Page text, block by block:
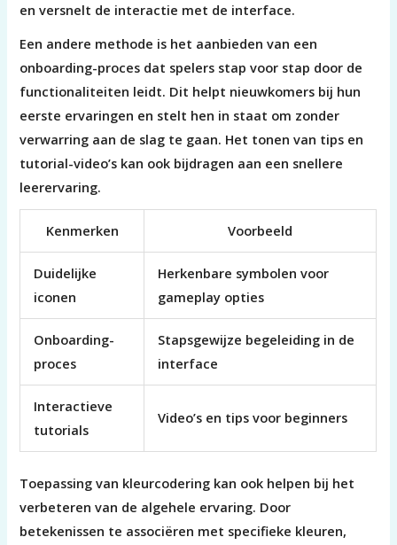
en versnelt de interactie met de interface.
Een andere methode is het aanbieden van een
onboarding-proces dat spelers stap voor stap door de
functionaliteiten leidt. Dit helpt nieuwkomers bij hun
eerste ervaringen en stelt hen in staat om zonder
verwarring aan de slag te gaan. Het tonen van tips en
tutorial-video’s kan ook bijdragen aan een snellere
leerervaring.
Kenmerken Voorbeeld
Duidelijke
iconen
Herkenbare symbolen voor
gameplay opties
Onboarding-
proces
Stapsgewijze begeleiding in de
interface
Interactieve
tutorials
Video’s en tips voor beginners
Toepassing van kleurcodering kan ook helpen bij het
verbeteren van de algehele ervaring. Door
betekenissen te associëren met specifieke kleuren,